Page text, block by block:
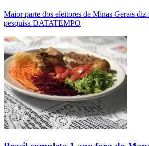
Maior parte dos eleitores de Minas Gerais diz
pesquisa DATATEMPO